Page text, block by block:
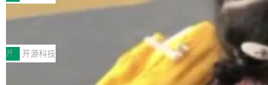
ENT，实现零拷贝传输性能提升30%、非零拷贝
传输性能最高提升5倍。UCL-MPComm底层基
于自研UCL-Engine通信引擎，后续腾讯网平将
持续开源更多基于UCL-Engine的高性能通信组
件。 腾讯网平团队在UCL-MPComm中实现了一
个独立于业务线程的全局通信引擎（Engine），
开源 AI 编程平台 CoStrict 应用”凭借卓越的技术
创新与落地成效成功入选。 全链路私有化部署，
助力企业AI研发安全落地 当前，越来越多企业已
经开始引入 AI Coding 工具，通过调用公有云模
型或企业内部部署模型提升研发效率。但随着 AI
Coding 从个人辅助工具逐步走向团队级、组织
深信服AI算力网关入选工信部人工智能
前不久，工业和信息化部正式发布《2025年人工
智能应用典型案例名单》，集中展示人工智能在
各领域的应用成果，覆盖技术底座、行业赋能、
产品应用、支撑保障、专题等五大方向。深信服
开 开源科技
Jeff Dean 离开 Google：一个时代的结